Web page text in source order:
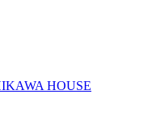
HOUSE